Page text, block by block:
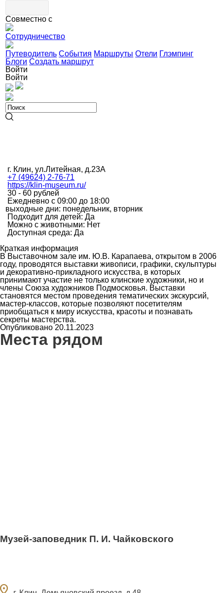
Совместно с
Сотрудничество
Путеводитель События Маршруты Отели Глэмпинг
Блоги Создать маршрут
Войти
Войти
г. Клин, ул.Литейная, д.23А
+7 (49624) 2-76-71
https://klin-museum.ru/
30 - 60 рублей
Ежедневно с 09:00 до 18:00
выходные дни: понедельник, вторник
Подходит для детей: Да
Можно с животными: Нет
Доступная среда: Да
Краткая информация
В Выставочном зале им. Ю.В. Карапаева, открытом в 2006
году, проводятся выставки живописи, графики, скульптуры
и декоративно-прикладного искусства, в которых
принимают участие не только клинские художники, но и
члены Союза художников Подмосковья. Выставки
становятся местом проведения тематических экскурсий,
мастер-классов, которые позволяют посетителям
приобщаться к миру искусства, красоты и познавать
секреты мастерства.
Опубликовано 20.11.2023
Места рядом
Музей-заповедник П. И. Чайковского